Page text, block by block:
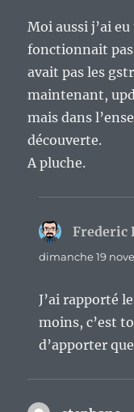
Moi aussi j’ai
fonctionnait pas
avait pas les
maintenant,
mais dans
découverte.
A pluche.
Frederic
dimanche 19
J’ai rapporté
moins, c’est
d’apporter